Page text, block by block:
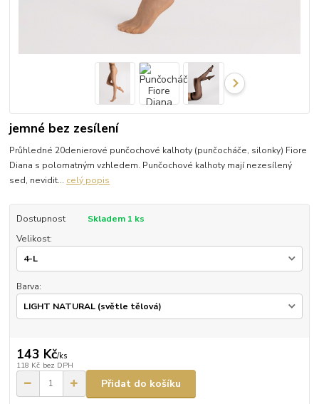
jemné bez zesílení
Průhledné 20denierové punčochové kalhoty (punčocháče, silonky) Fiore
Diana s polomatným vzhledem. Punčochové kalhoty mají nezesílený
sed, nevidit... celý popis
Dostupnost
Skladem 1 ks
Velikost:
Barva:
143 Kč/ks
118 Kč bez DPH
Přidat do košíku